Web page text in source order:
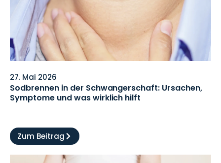
27. Mai 2026
Sodbrennen in der Schwangerschaft: Ursachen,
Symptome und was wirklich hilft
Zum Beitrag